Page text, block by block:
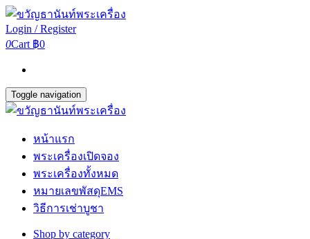
Login / Register
0Cart ฿0
Toggle navigation
หน้าแรก
พระเครื่องเปิดจอง
พระเครื่องทั้งหมด
หมายเลขพัสดุEMS
วิธีการเช่าบูชา
Shop by category